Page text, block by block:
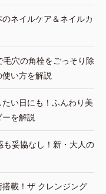
ネイルケア＆ネイルカ
穴の角栓をごっそり除
い方を解説
い日にも！ふんわり美
を解説
も妥協なし！新・大人の
搭載！ザ クレンジング